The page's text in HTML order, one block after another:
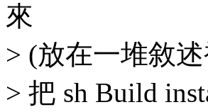
來
> (放在一堆敘
> 把 sh Build